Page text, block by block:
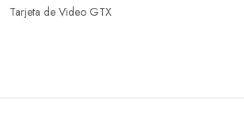
Tarjeta de Video GTX